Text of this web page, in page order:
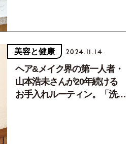
美容と健康 2024.11.14
ヘア&メイク界の第一人者・
山本浩未さんが20年続ける
お手入れルーティン。「洗っ